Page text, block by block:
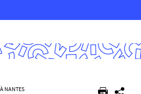
NANTES